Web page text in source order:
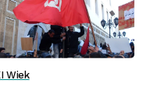
Wiek